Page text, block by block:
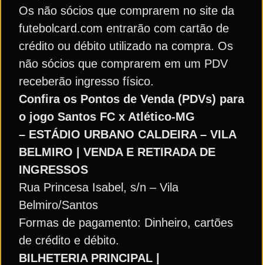
Os não sócios que comprarem no site da
futebolcard.com entrarão com cartão de
crédito ou débito utilizado na compra. Os
não sócios que comprarem em um PDV
receberão ingresso físico.
Confira os Pontos de Venda (PDVs) para
o jogo Santos FC x Atlético-MG
– ESTÁDIO URBANO CALDEIRA – VILA
BELMIRO | VENDA E RETIRADA DE
INGRESSOS
Rua Princesa Isabel, s/n – Vila
Belmiro/Santos
Formas de pagamento: Dinheiro, cartões
de crédito e débito.
BILHETERIA PRINCIPAL |